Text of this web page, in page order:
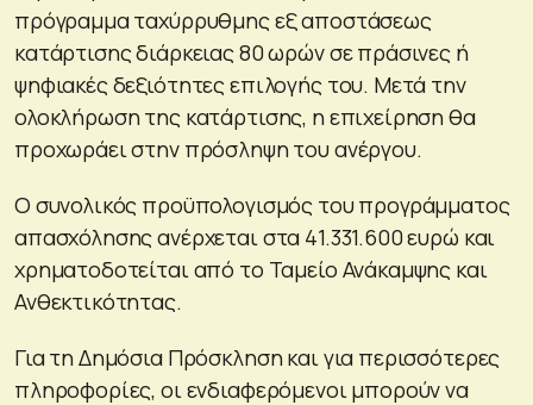
πρόγραμμα ταχύρρυθμης εξ αποστάσεως
κατάρτισης διάρκειας 80 ωρών σε πράσινες ή
ψηφιακές δεξιότητες επιλογής του. Μετά την
ολοκλήρωση της κατάρτισης, η επιχείρηση θα
προχωράει στην πρόσληψη του ανέργου.
Ο συνολικός προϋπολογισμός του προγράμματος
απασχόλησης ανέρχεται στα 41.331.600 ευρώ και
χρηματοδοτείται από το Ταμείο Ανάκαμψης και
Ανθεκτικότητας.
Για τη Δημόσια Πρόσκληση και για περισσότερες
πληροφορίες, οι ενδιαφερόμενοι μπορούν να